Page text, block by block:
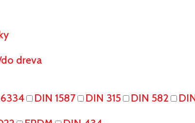
dreva
DIN 1587 DIN 315 DIN 582